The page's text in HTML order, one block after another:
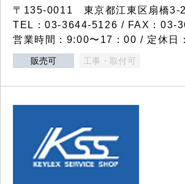
〒135-0011 東京都江東区扇橋3-
TEL：03-3644-5126 / FAX：03-
営業時間：9:00〜17：00 / 定休日
販売可 工事・取付可